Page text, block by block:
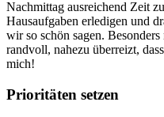
Nachmittag ausreichend Zeit
Hausaufgaben erledigen und
wir so schön sagen.
randvoll, nahezu überreizt,
mich!
Prioritäten setzen